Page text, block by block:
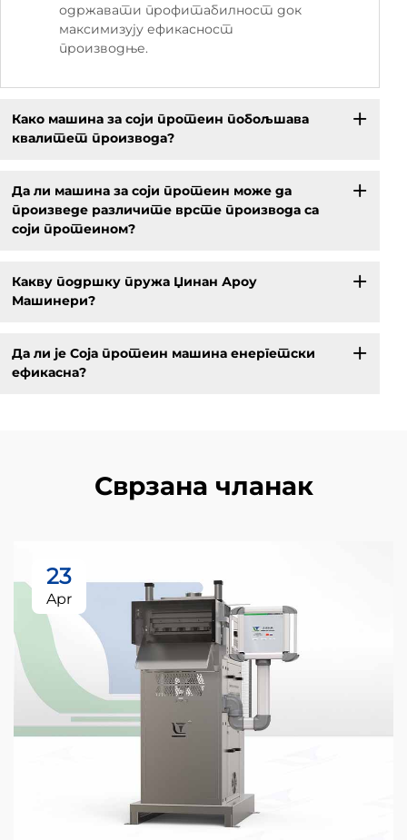
одржавати профитабилност док
максимизују ефикасност
производње.
Како машина за соји протеин побољшава
квалитет производа?
Да ли машина за соји протеин може да
произведе различите врсте производа са
соји протеином?
Какву подршку пружа Џинан Ароу
Машинери?
Да ли је Соја протеин машина енергетски
ефикасна?
Сврзана чланак
23
Apr